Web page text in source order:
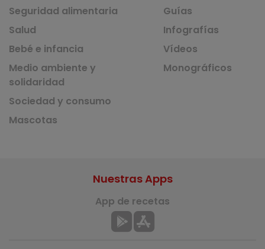
Seguridad alimentaria
Salud
Bebé e infancia
Medio ambiente y
solidaridad
Sociedad y consumo
Mascotas
Guías
Infografías
Vídeos
Monográficos
Nuestras Apps
App de recetas